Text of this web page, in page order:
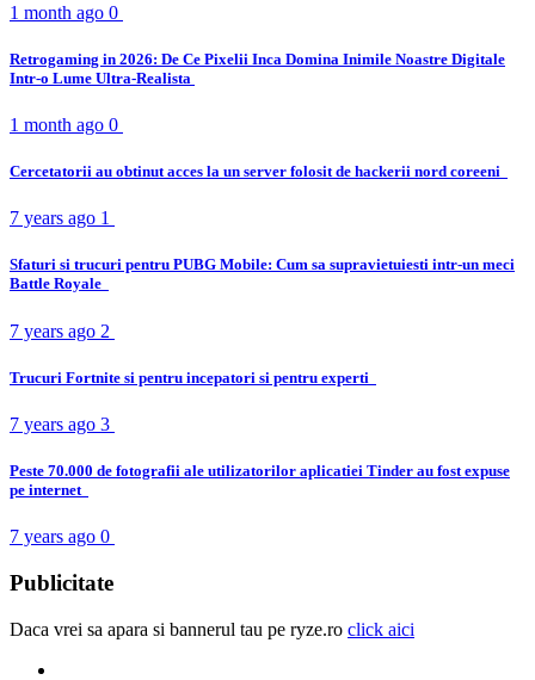
1 month ago 0
Retrogaming in 2026: De Ce Pixelii Inca Domina Inimile Noastre Digitale
Intr-o Lume Ultra-Realista
1 month ago 0
Cercetatorii au obtinut acces la un server folosit de hackerii nord coreeni
7 years ago 1
Sfaturi si trucuri pentru PUBG Mobile: Cum sa supravietuiesti intr-un meci
Battle Royale
7 years ago 2
Trucuri Fortnite si pentru incepatori si pentru experti
7 years ago 3
Peste 70.000 de fotografii ale utilizatorilor aplicatiei Tinder au fost expuse
pe internet
7 years ago 0
Publicitate
Daca vrei sa apara si bannerul tau pe ryze.ro click aici